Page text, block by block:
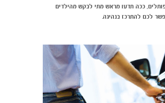
ככה תדעו מראש מתי לבקש מהילדים
לכם להתרכז בנהיגה.